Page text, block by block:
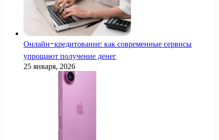
Онлайн-кредитование: как современные сервисы
упрощают получение денег
25 января, 2026